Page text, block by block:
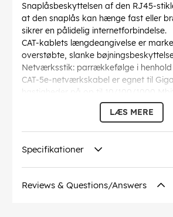
Snaplåsbeskyttelsen af den RJ45-
at den snaplås kan hænge fast eller
sikrer en pålidelig internetforbindelse.
CAT-kablets længdeangivelse er
overstøbte, slanke
Netværksstik: parrækkefølge i
CAT-5e-netværkskabel er egnet til
hastigheder på op til 10/100/1000
: 27/7 (stranded)
: 36.8 mm
Specifikation: CAT 5e
Afskærmning klasse
Forbindelser: EIA/TIA-568 B
Driftstemperatur op til: 60 °C
LÆS MERE
Specifikationer
Reviews & Questions/Answers